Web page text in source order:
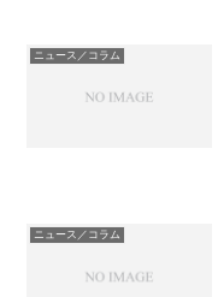
ニュース／コラム
ニュース／コラム